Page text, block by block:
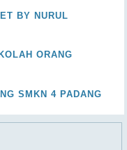
BY NURUL
ORANG
SMKN 4 PADANG